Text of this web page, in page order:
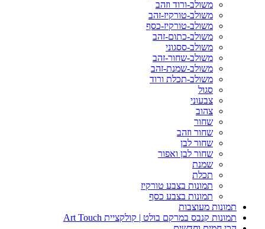
משולב-ורוד וזהב
משולב-טורקיז-זהב
משולב-טורקיז-כסף
משולב-כתום-זהב
משולב-ססגוני
משולב-שחור-זהב
משולב-שמנת-זהב
משולב-תכלת ורוד
סגול
צבעוני
צהוב
שחור
שחור וזהב
שחור לבן
שחור לבן ואפור
שמנת
תכלת
תמונות בצבע טורקיז
תמונות בצבע כסף
תמונות מעוצבות
תמונות קנבס במרקם בולט | קולקציית Art Touch